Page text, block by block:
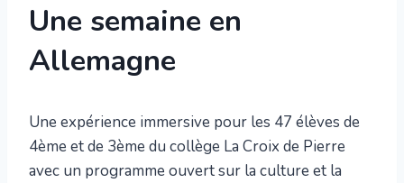
Une semaine en
Allemagne
Une expérience immersive pour les 47 élèves de
4ème et de 3ème du collège La Croix de Pierre
avec un programme ouvert sur la culture et la